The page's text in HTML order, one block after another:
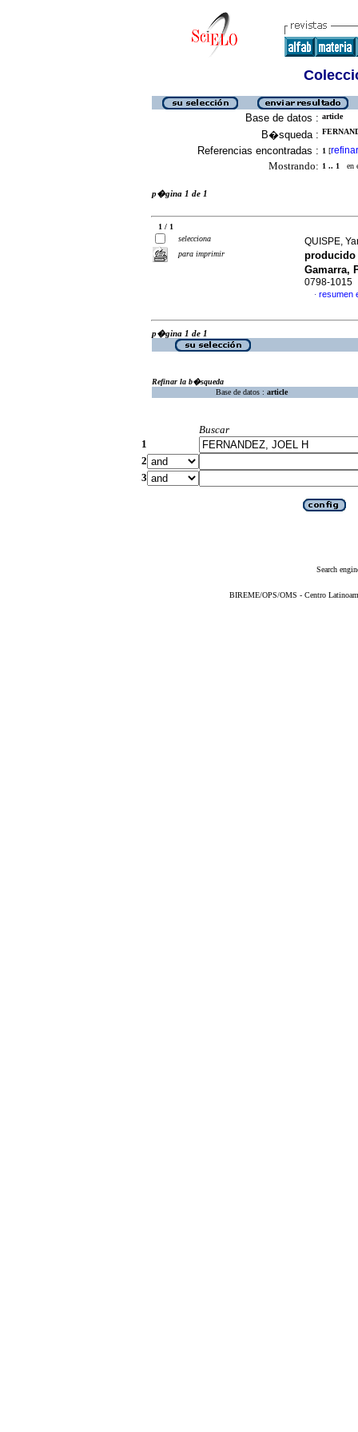
Base de datos : article
B�squeda :
Referencias encontradas : 1 [refinar
Mostrando: 1 .. 1 en
p�gina 1 de 1
1 / 1
selecciona
para imprimir
QUISPE,
Gamarra,
0798-1015
· resumen
p�gina 1 de 1
Refinar la b�squeda
Base de datos : article
Buscar
1
2
3
Search
BIREME/OPS/OMS - Centro